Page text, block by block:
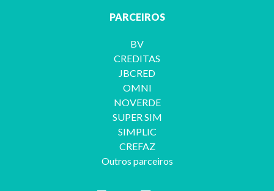
PARCEIROS
BV
CREDITAS
JBCRED
OMNI
NOVERDE
SUPER SIM
SIMPLIC
CREFAZ
Outros parceiros